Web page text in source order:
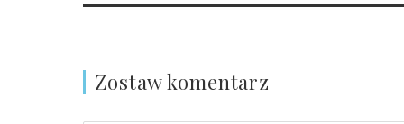
Zostaw komentarz